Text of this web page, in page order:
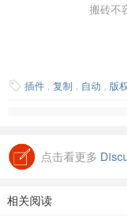
搬砖不
 插件 , 复制 , 自动 , 版
点击看更多
相关阅读